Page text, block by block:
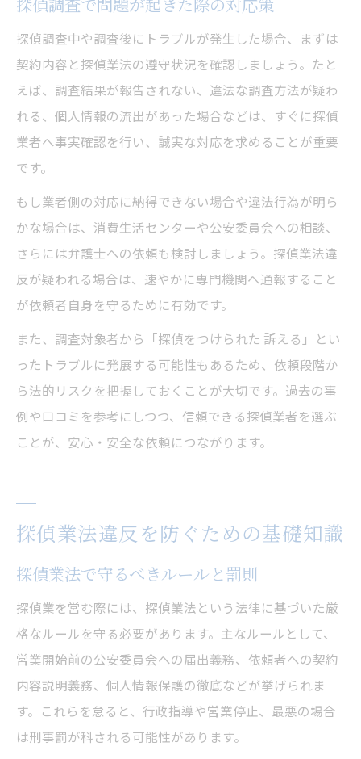
探偵調査中や調査後にトラブルが発生した場合、まずは
契約内容と探偵業法の遵守状況を確認しましょう。たと
えば、調査結果が報告されない、違法な調査方法が疑わ
れる、個人情報の流出があった場合などは、すぐに探偵
業者へ事実確認を行い、誠実な対応を求めることが重要
です。
もし業者側の対応に納得できない場合や違法行為が明ら
かな場合は、消費生活センターや公安委員会への相談、
さらには弁護士への依頼も検討しましょう。探偵業法違
反が疑われる場合は、速やかに専門機関へ通報すること
が依頼者自身を守るために有効です。
また、調査対象者から「探偵をつけられた 訴える」とい
ったトラブルに発展する可能性もあるため、依頼段階か
ら法的リスクを把握しておくことが大切です。過去の事
例や口コミを参考にしつつ、信頼できる探偵業者を選ぶ
ことが、安心・安全な依頼につながります。
探偵業法違反を防ぐための基礎知識
探偵業法で守るべきルールと罰則
探偵業を営む際には、探偵業法という法律に基づいた厳
格なルールを守る必要があります。主なルールとして、
営業開始前の公安委員会への届出義務、依頼者への契約
内容説明義務、個人情報保護の徹底などが挙げられま
す。これらを怠ると、行政指導や営業停止、最悪の場合
は刑事罰が科される可能性があります。